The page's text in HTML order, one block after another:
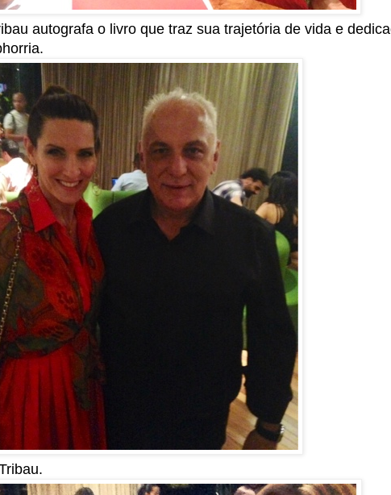
autografa o livro que traz sua trajetória de vida e